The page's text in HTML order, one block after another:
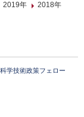
2019年
2018年
学技術政策フェロー